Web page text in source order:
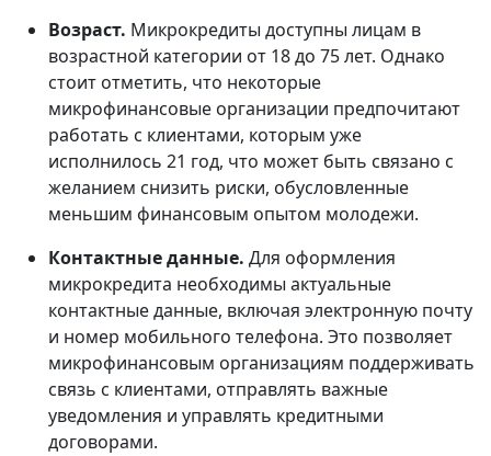
Возраст. Микрокредиты доступны лицам в
возрастной категории от 18 до 75 лет. Однако
стоит отметить, что некоторые
микрофинансовые организации предпочитают
работать с клиентами, которым уже
исполнилось 21 год, что может быть связано с
желанием снизить риски, обусловленные
меньшим финансовым опытом молодежи.
Контактные данные. Для оформления
микрокредита необходимы актуальные
контактные данные, включая электронную почту
и номер мобильного телефона. Это позволяет
микрофинансовым организациям поддерживать
связь с клиентами, отправлять важные
уведомления и управлять кредитными
договорами.